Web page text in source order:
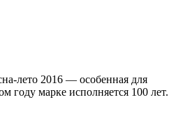
лето 2016 — особенная для
году марке исполняется 100 лет.